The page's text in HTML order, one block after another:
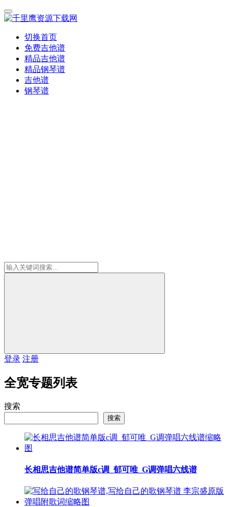
切换首页
免费吉他谱
精品吉他谱
精品钢琴谱
吉他谱
钢琴谱
登录 注册
全宽专题列表
搜索
搜索
长相思吉他谱简单版c调_郁可唯_G调弹唱六线谱